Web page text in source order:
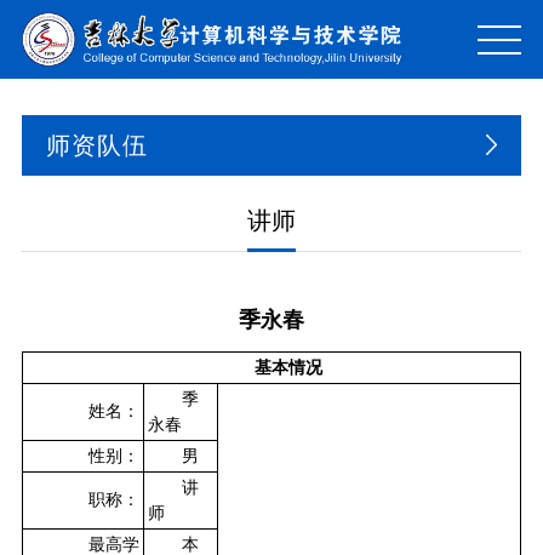
师资队伍
讲师
季永春
基本情况
姓名：
季
永春
性别：
男
职称：
讲
师
最高学
本